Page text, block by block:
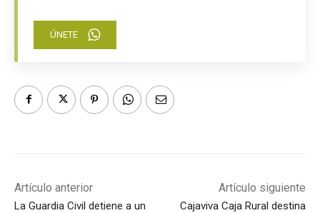
ÚNETE
Artículo anterior
La Guardia Civil detiene a un
Artículo siguiente
Cajaviva Caja Rural destina